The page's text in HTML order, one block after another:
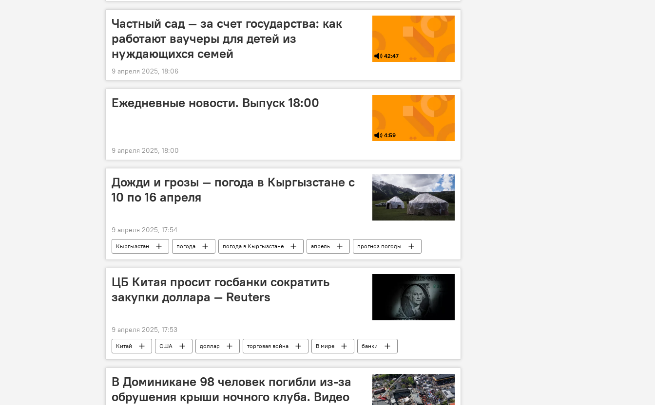
Частный сад — за счет государства: как
работают ваучеры для детей из
нуждающихся семей
42:47
9 апреля 2025, 18:06
Ежедневные новости. Выпуск 18:00
4:59
9 апреля 2025, 18:00
Дожди и грозы — погода в Кыргызстане с
10 по 16 апреля
9 апреля 2025, 17:54
Кыргызстан погода погода в Кыргызстане апрель прогноз погоды
ЦБ Китая просит госбанки сократить
закупки доллара — Reuters
9 апреля 2025, 17:53
Китай США доллар торговая война В мире банки
В Доминикане 98 человек погибли из-за
обрушения крыши ночного клуба. Видео